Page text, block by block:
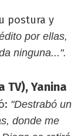
postura y
por ellas,
ninguna...".
TV), Yanina
"Destrabó un
donde me